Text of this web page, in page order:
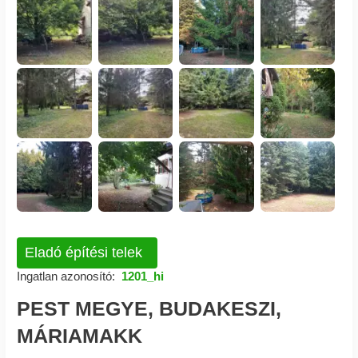
Eladó építési telek
Ingatlan azonosító: 1201_hi
PEST MEGYE, BUDAKESZI,
MÁRIAMAKK